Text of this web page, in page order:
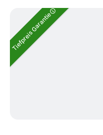
Bildergalerie überspringen
Tiefpreis Garantie